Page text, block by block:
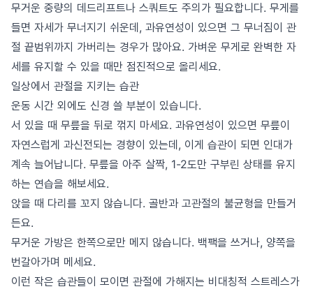
무거운 중량의 데드리프트나 스쿼트도 주의가 필요합니다. 무게를
들면 자세가 무너지기 쉬운데, 과유연성이 있으면 그 무너짐이 관
절 끝범위까지 가버리는 경우가 많아요. 가벼운 무게로 완벽한 자
세를 유지할 수 있을 때만 점진적으로 올리세요.
일상에서 관절을 지키는 습관
운동 시간 외에도 신경 쓸 부분이 있습니다.
서 있을 때 무릎을 뒤로 꺾지 마세요. 과유연성이 있으면 무릎이
자연스럽게 과신전되는 경향이 있는데, 이게 습관이 되면 인대가
계속 늘어납니다. 무릎을 아주 살짝, 1-2도만 구부린 상태를 유지
하는 연습을 해보세요.
앉을 때 다리를 꼬지 않습니다. 골반과 고관절의 불균형을 만들거
든요.
무거운 가방은 한쪽으로만 메지 않습니다. 백팩을 쓰거나, 양쪽을
번갈아가며 메세요.
이런 작은 습관들이 모이면 관절에 가해지는 비대칭적 스트레스가